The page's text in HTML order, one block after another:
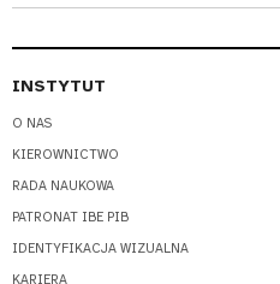
INSTYTUT
O NAS
KIEROWNICTWO
RADA NAUKOWA
PATRONAT IBE PIB
IDENTYFIKACJA WIZUALNA
KARIERA